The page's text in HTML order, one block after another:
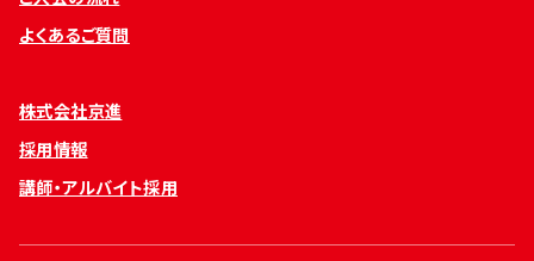
よくあるご質問
株式会社京進
採用情報
講師・アルバイト採用